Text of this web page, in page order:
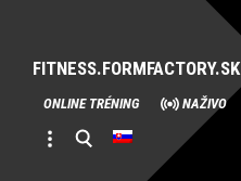
FITNESS.FORMFACTORY.SK
Skip
to
content
ONLINE TRÉNING NAŽIVO